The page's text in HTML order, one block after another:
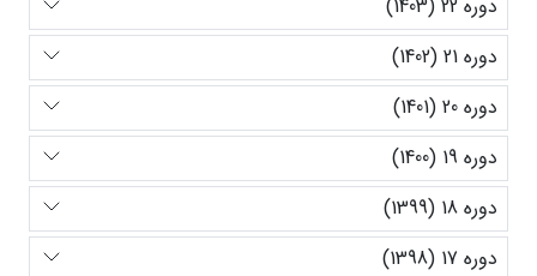
دوره 22 (1403)
دوره 21 (1402)
دوره 20 (1401)
دوره 19 (1400)
دوره 18 (1399)
دوره 17 (1398)